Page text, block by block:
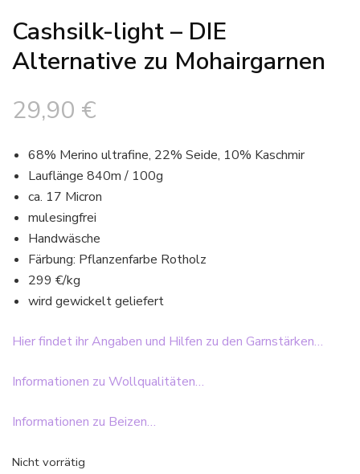
Cashsilk-light – DIE
Alternative zu Mohairgarnen
29,90 €
68% Merino ultrafine, 22% Seide, 10% Kaschmir
Lauflänge 840m / 100g
ca. 17 Micron
mulesingfrei
Handwäsche
Färbung: Pflanzenfarbe Rotholz
299 €/kg
wird gewickelt geliefert
Hier findet ihr Angaben und Hilfen zu den Garnstärken…
Informationen zu Wollqualitäten…
Informationen zu Beizen…
Nicht vorrätig